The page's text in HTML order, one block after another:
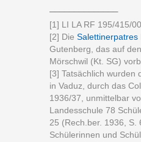
[1] LI LA RF 195/415/
[2] Die Salettinerpatres
Gutenberg, das auf
Mörschwil (Kt. SG)
[3] Tatsächlich wurden
in Vaduz, durch das
1936/37, unmittelbar
Landesschule 78
25 (Rech.ber. 1936, S.
Schülerinnen und